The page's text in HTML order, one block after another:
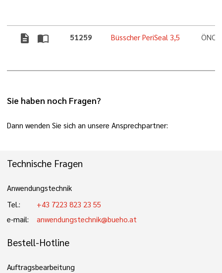
description import_contacts 51259 Büsscher PeriSeal 3,5
Sie haben noch Fragen?
Dann wenden Sie sich an unsere Ansprechpartner:
Technische Fragen
Anwendungstechnik
Tel.:
+43 7223 823 23 55
e-mail:
anwendungstechnik@bueho.at
Bestell-Hotline
Auftragsbearbeitung